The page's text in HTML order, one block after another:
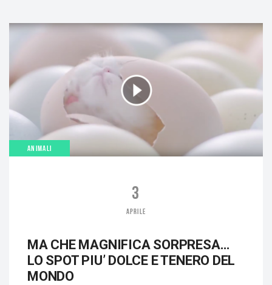
ANIMALI
3
APRILE
MA CHE MAGNIFICA SORPRESA…
LO SPOT PIU’ DOLCE E TENERO DEL
MONDO